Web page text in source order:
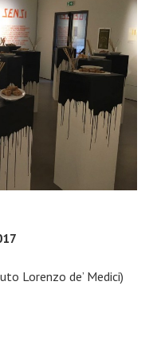
Lorenzo de’ Medici)